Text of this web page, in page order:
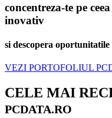
concentreza-te pe ceea
inovativ
si descopera
VEZI PORTOFOLIUL
CELE MAI
PCDATA.RO